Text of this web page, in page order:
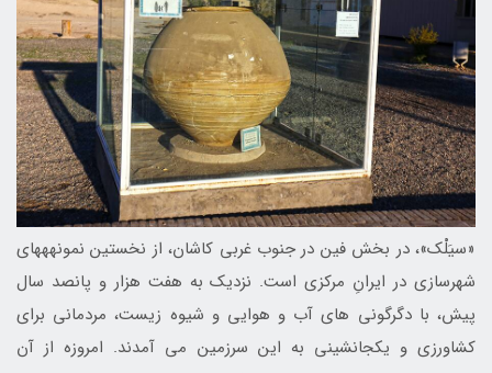
«سیَلْک»، در بخش فین در جنوب غربی کاشان، از نخستین نمونه‎ه‎های
شهرسازی در ایرانِ مرکزی است. نزدیک به هفت هزار و پانصد سال
پیش، با دگرگونی های آب و هوایی و شیوه زیست، مردمانی برای
کشاورزی و یکجانشینی به این سرزمین می آمدند. امروزه از آن